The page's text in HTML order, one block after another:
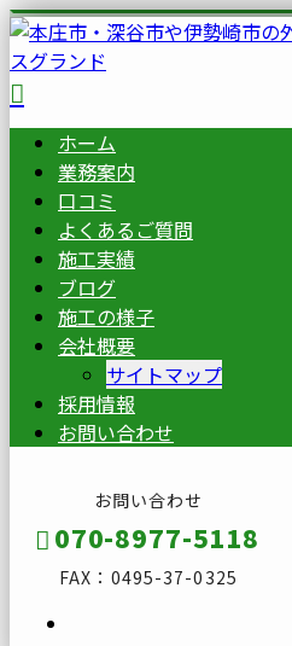
ホーム
業務案内
口コミ
よくあるご質問
施工実績
ブログ
施工の様子
会社概要
サイトマップ
採用情報
お問い合わせ
お問い合わせ
070-8977-5118
FAX：0495-37-0325